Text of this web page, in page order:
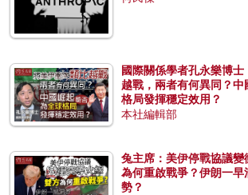
國際關係學者孔永樂博
越戰，兩者有何異同？
格局發揮穩定效用？
本社編輯部
兔主席：美伊停戰協議變
為何重啟戰爭？伊朗一早
勢？